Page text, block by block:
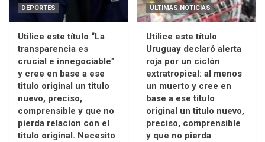
DEPORTES
Utilice este título “La
transparencia es
crucial e innegociable”
y cree en base a ese
titulo original un titulo
nuevo, preciso,
comprensible y que no
pierda relacion con el
titulo original. Necesito
ULTIMAS NOTICIAS
Utilice este título
Uruguay declaró alerta
roja por un ciclón
extratropical: al menos
un muerto y cree en
base a ese titulo
original un titulo nuevo,
preciso, comprensible
y que no pierda